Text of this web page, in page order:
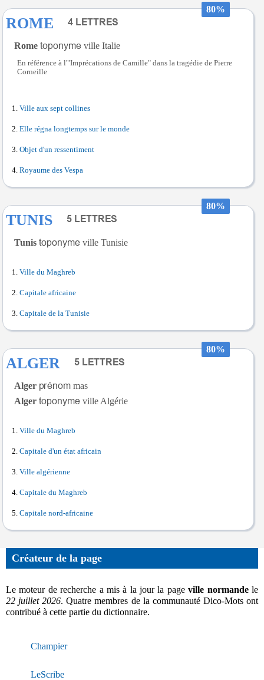
80%
ROME
Rome ville Italie
En référence à l'"Imprécations de Camille" dans la tragédie de Pierre
Corneille
Ville aux sept collines
Elle régna longtemps sur le monde
Objet d'un ressentiment
Royaume des Vespa
80%
TUNIS
Tunis ville Tunisie
Ville du Maghreb
Capitale africaine
Capitale de la Tunisie
80%
ALGER
Alger
mas
Alger
ville Algérie
Ville du Maghreb
Capitale d'un état africain
Ville algérienne
Capitale du Maghreb
Capitale nord-africaine
Créateur de la page
Le moteur de recherche a mis à la jour la pageville normandele
22 juillet 2026. Quatre membres de la communauté Dico-Mots ont
contribué à cette partie du dictionnaire.
Champier
LeScribe